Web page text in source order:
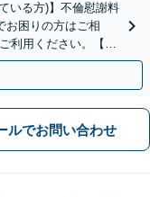
いる方)】不倫慰謝料
お困りの方はご相
利用ください。【不
ルでお問い合わせ